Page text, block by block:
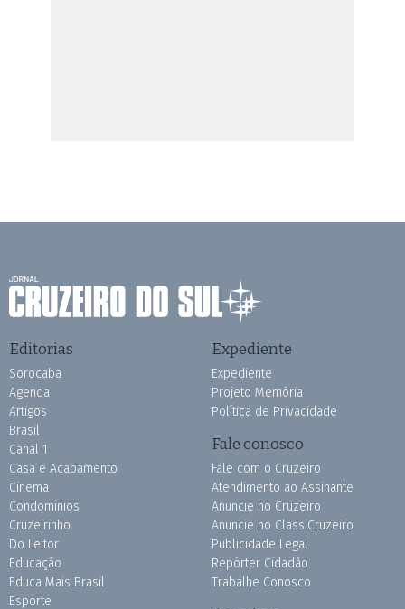
Editorias
Sorocaba
Agenda
Artigos
Brasil
Canal 1
Casa e Acabamento
Cinema
Condomínios
Cruzeirinho
Do Leitor
Educação
Educa Mais Brasil
Esporte
Expediente
Expediente
Projeto Memória
Política de Privacidade
Fale conosco
Fale com o Cruzeiro
Atendimento ao Assinante
Anuncie no Cruzeiro
Anuncie no ClassiCruzeiro
Publicidade Legal
Repórter Cidadão
Trabalhe Conosco